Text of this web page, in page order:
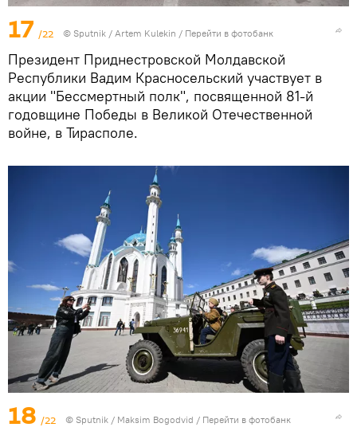
17 /22 © Sputnik / Artem Kulekin / Перейти в фотобанк
Президент Приднестровской Молдавской
Республики Вадим Красносельский участвует в
акции "Бессмертный полк", посвященной 81-й
годовщине Победы в Великой Отечественной
войне, в Тирасполе.
18 /22 © Sputnik / Maksim Bogodvid / Перейти в фотобанк